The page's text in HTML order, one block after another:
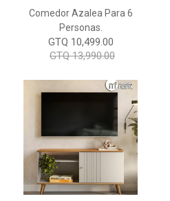
Comedor Azalea Para 6
Personas.
GTQ 10,499.00
GTQ 13,990.00